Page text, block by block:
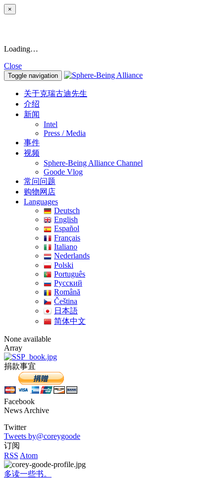
×
Loading…
Close
Toggle navigation
关于克瑞古迪先生
介绍
新闻
Intel
Press / Media
事件
视频
Sphere-Being Alliance Channel
Goode Vlog
常问问题
购物网店
Languages
Deutsch
English
Español
Français
Italiano
Nederlands
Polski
Português
Pусский
Română
Čeština
日本語
简体中文
None available
Array
捐款事宜
Facebook
News Archive
Twitter
Tweets by@coreygoode
订阅
RSS Atom
多读一些书。